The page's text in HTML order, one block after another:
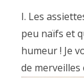
I. Les
peu naïfs et
humeur ! Je
de